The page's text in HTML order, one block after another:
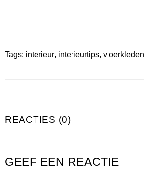
Tags: interieur, interieurtips, vloerkleden
REACTIES (0)
GEEF EEN REACTIE